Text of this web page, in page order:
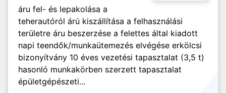
áru fel- és lepakolása a
teherautóról árú kiszállítása a felhasználási
területre áru beszerzése a felettes által kiadott
napi teendők/munkaütemezés elvégése erkölcsi
bizonyítvány 10 éves vezetési tapasztalat (3,5 t)
hasonló munkakörben szerzett tapasztalat
épületgépészeti...